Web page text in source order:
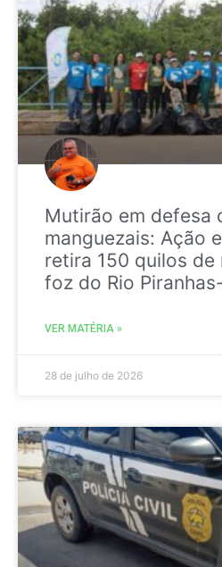
Mutirão em defesa
manguezais: Ação
retira 150 quilos de
foz do Rio
VER MATÉRIA »
28 de julho de 2026